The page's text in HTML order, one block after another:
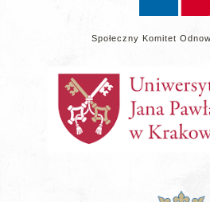
Społeczny Komitet